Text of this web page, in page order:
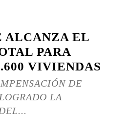
ALCANZA EL
PARA
VIVIENDAS
DE
LA